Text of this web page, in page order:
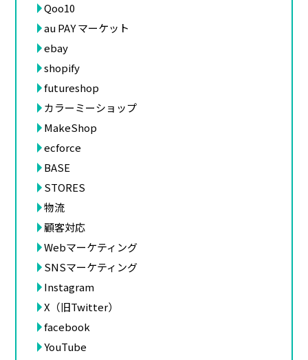
Qoo10
au PAY マーケット
ebay
shopify
futureshop
カラーミーショップ
MakeShop
ecforce
BASE
STORES
物流
顧客対応
Webマーケティング
SNSマーケティング
Instagram
X（旧Twitter）
facebook
YouTube